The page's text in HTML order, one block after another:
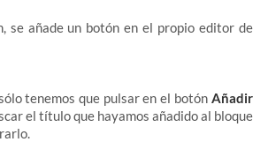
se añade un botón en el propio editor de
tenemos que pulsar en el botón Añadir
el título que hayamos añadido al bloque